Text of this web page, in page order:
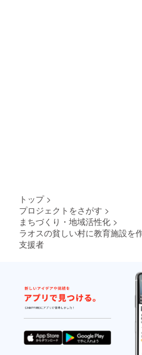
トップ >
プロジェクトをさがす >
まちづくり・地域活性化 >
ラオスの貧しい村に教育施設を
支援者